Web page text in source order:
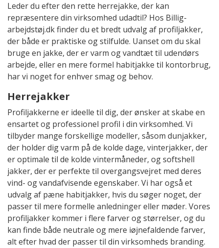
Leder du efter den rette herrejakke, der kan
repræsentere din virksomhed udadtil? Hos Billig-
arbejdstøj.dk finder du et bredt udvalg af profiljakker,
der både er praktiske og stilfulde. Uanset om du skal
bruge en jakke, der er varm og vandtæt til udendørs
arbejde, eller en mere formel habitjakke til kontorbrug,
har vi noget for enhver smag og behov.
Herrejakker
Profiljakkerne er ideelle til dig, der ønsker at skabe en
ensartet og professionel profil i din virksomhed. Vi
tilbyder mange forskellige modeller, såsom dunjakker,
der holder dig varm på de kolde dage, vinterjakker, der
er optimale til de kolde vintermåneder, og softshell
jakker, der er perfekte til overgangsvejret med deres
vind- og vandafvisende egenskaber. Vi har også et
udvalg af pæne habitjakker, hvis du søger noget, der
passer til mere formelle anledninger eller møder. Vores
profiljakker kommer i flere farver og størrelser, og du
kan finde både neutrale og mere iøjnefaldende farver,
alt efter hvad der passer til din virksomheds branding.